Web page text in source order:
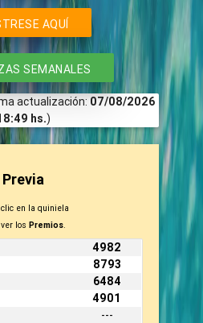
AQUÍ
SEMANALES
actualización: 07/08/2026
hs.)
Previa
en la quiniela
los Premios.
4982
8793
6484
4901
---